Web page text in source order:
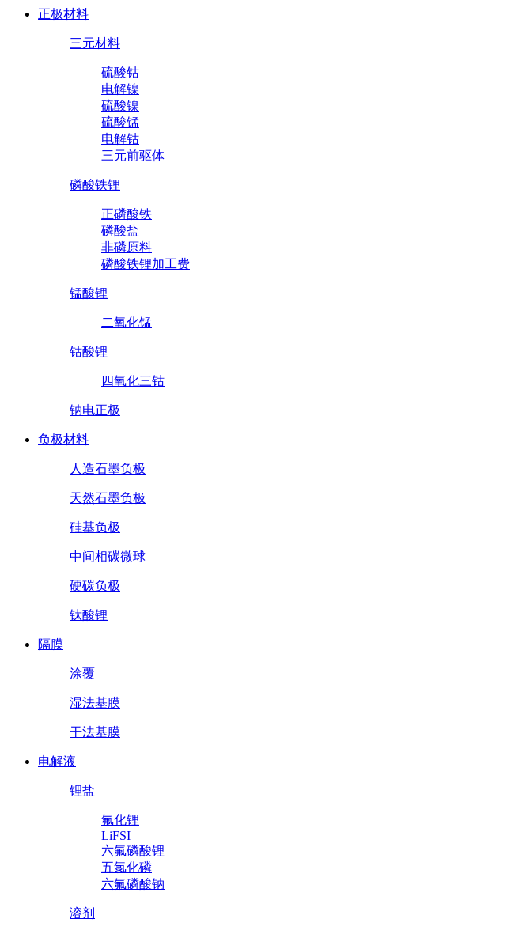
正极材料
三元材料
硫酸钴
电解镍
硫酸镍
硫酸锰
电解钴
三元前驱体
磷酸铁锂
正磷酸铁
磷酸盐
非磷原料
磷酸铁锂加工费
锰酸锂
二氧化锰
钴酸锂
四氧化三钴
钠电正极
负极材料
人造石墨负极
天然石墨负极
硅基负极
中间相碳微球
硬碳负极
钛酸锂
隔膜
涂覆
湿法基膜
干法基膜
电解液
锂盐
氟化锂
LiFSI
六氟磷酸锂
五氯化磷
六氟磷酸钠
溶剂